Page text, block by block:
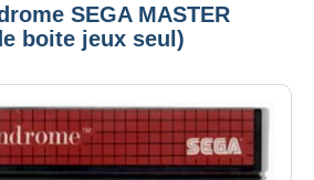
SEGA MASTER
boite jeux seul)